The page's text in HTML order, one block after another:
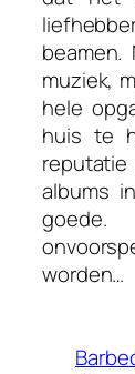
beamen.
muziek,
hele
huis te
albums
worden…